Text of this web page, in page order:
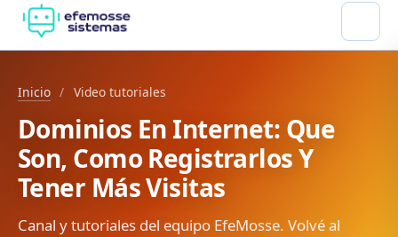
Inicio / Video tutoriales
Dominios En Internet: Que
Son, Como Registrarlos Y
Tener Más Visitas
Canal y tutoriales del equipo EfeMosse. Volvé al